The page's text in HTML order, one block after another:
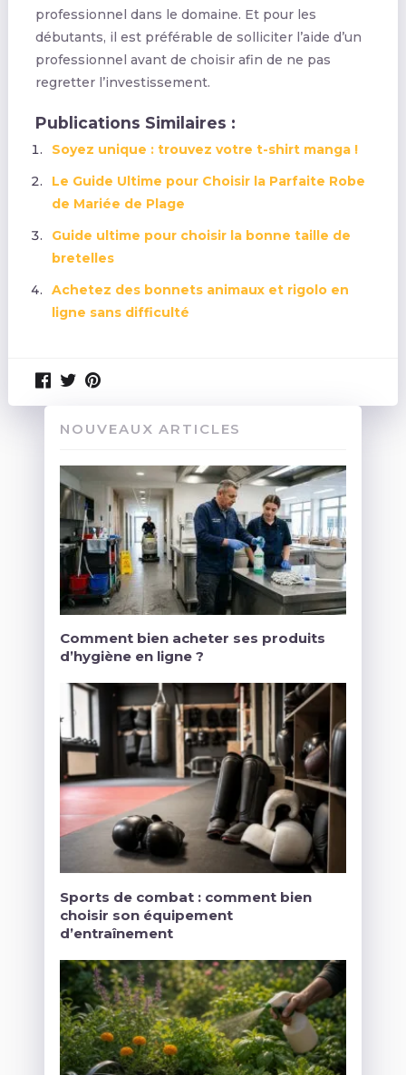
professionnel dans le domaine. Et pour les
débutants, il est préférable de solliciter l’aide d’un
professionnel avant de choisir afin de ne pas
regretter l’investissement.
Publications Similaires :
Soyez unique : trouvez votre t-shirt manga !
Le Guide Ultime pour Choisir la Parfaite Robe
de Mariée de Plage
Guide ultime pour choisir la bonne taille de
bretelles
Achetez des bonnets animaux et rigolo en
ligne sans difficulté
NOUVEAUX ARTICLES
Comment bien acheter ses produits
d’hygiène en ligne ?
Sports de combat : comment bien
choisir son équipement
d’entraînement